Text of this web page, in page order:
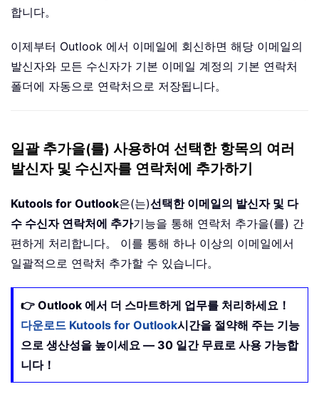
Dim xArrCount As Integer
On Error Resume
Next
ReDim
Arr( xMailItem Recipients Count
ReDim ArrName(xMailItem.
ArrName( 0) = xMailItem.
SenderName
For i = LBound(Arr) + 1 To UBound
ArrName(i) = xMailItem.Recipients.
Next
Set xNameSpace = Outlook.Application
For i = LBound Arr) To UBound
For k = 1 To 3
xFilterAddress = "[Email" & k &
Set xContact = xContactItems.Find (
If Not (xContact Is Nothing) Then
End If
합니다。
이제부터 Outlook 에서 이메일에 회신하면 해당 이메일의
발신자와 모든 수신자가 기본 이메일 계정의 기본 연락처
폴더에 자동으로 연락처으로 저장됩니다。
일괄 추가을(를) 사용하여 선택한 항목의 여러
발신자 및 수신자를 연락처에 추가하기
Kutools for Outlook은(는)선택한 이메일의 발신자 및 다
수 수신자 연락처에 추가기능을 통해 연락처 추가을(를) 간
편하게 처리합니다。 이를 통해 하나 이상의 이메일에서
일괄적으로 연락처 추가할 수 있습니다。
👉 Outlook 에서 더 스마트하게 업무를 처리하세요！
다운로드 Kutools for Outlook시간을 절약해 주는 기능
으로 생산성을 높이세요 — 30 일간 무료로 사용 가능합
니다！